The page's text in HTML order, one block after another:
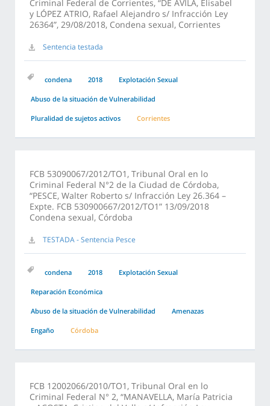
Criminal Federal de Corrientes, “DE ÁVILA, Elisabel
y LÓPEZ ATRIO, Rafael Alejandro s/ Infracción Ley
26364”, 29/08/2018, Condena sexual, Corrientes
Sentencia testada
condena 2018 Explotación Sexual
Abuso de la situación de Vulnerabilidad
Pluralidad de sujetos activos Corrientes
FCB 53090067/2012/TO1, Tribunal Oral en lo
Criminal Federal N°2 de la Ciudad de Córdoba,
“PESCE, Walter Roberto s/ Infracción Ley 26.364 –
Expte. FCB 530900667/2012/TO1” 13/09/2018
Condena sexual, Córdoba
TESTADA - Sentencia Pesce
condena 2018 Explotación Sexual
Reparación Económica
Abuso de la situación de Vulnerabilidad Amenazas
Engaño Córdoba
FCB 12002066/2010/TO1, Tribunal Oral en lo
Criminal Federal N° 2, “MANAVELLA, María Patricia